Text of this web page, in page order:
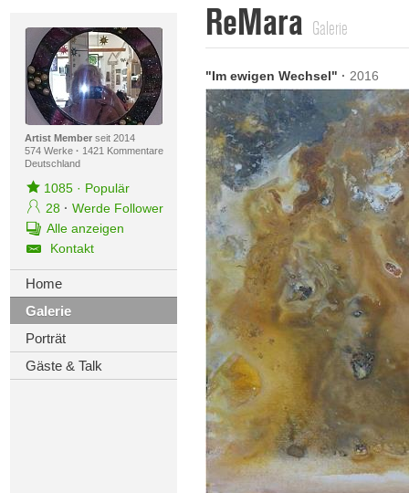
Der letzte Monat im Fokus
Alle Fokus-Werke
Fokus-Werke
Neue Werke – Auswahl
Alle neuen Werke
Artist Memberseit 2014
574 Werke · 1421 Kommentare
Deutschland
1085· Populär
28 · Werde Follower
Alle anzeigen
Kontakt
Home
Galerie
Porträt
Gäste & Talk
ReMara Galerie
"Im ewigen Wechsel" · 2016